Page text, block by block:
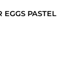
PASTEL